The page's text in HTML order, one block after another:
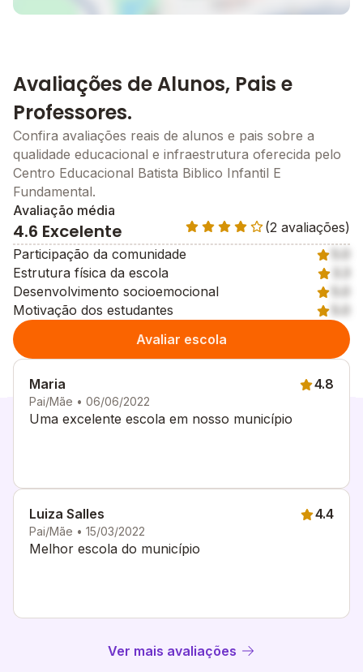
Avaliações de Alunos, Pais e
Professores.
Confira avaliações reais de alunos e pais sobre a
qualidade educacional e infraestrutura oferecida pelo
Centro Educacional Batista Biblico Infantil E
Fundamental.
Avaliação média
4.6 Excelente
(2 avaliações)
Participação da comunidade
Estrutura física da escola
Desenvolvimento socioemocional
Motivação dos estudantes
Avaliar escola
Maria
Pai/Mãe • 06/06/2022
4.8
Uma excelente escola em nosso município
Luiza Salles
Pai/Mãe • 15/03/2022
4.4
Melhor escola do município
Ver mais avaliações